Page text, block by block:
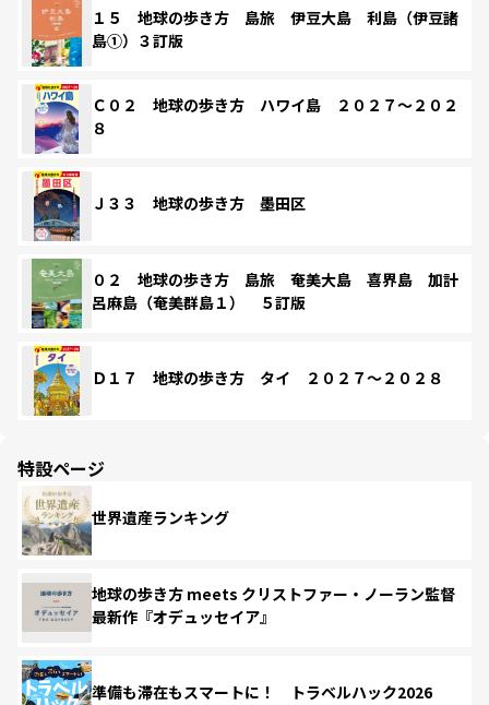
１５ 地球の歩き方 島旅 伊豆大島 利島（伊豆諸
島①）３訂版
Ｃ０２ 地球の歩き方 ハワイ島 ２０２７～２０２
８
Ｊ３３ 地球の歩き方 墨田区
０２ 地球の歩き方 島旅 奄美大島 喜界島 加計
呂麻島（奄美群島１） ５訂版
Ｄ１７ 地球の歩き方 タイ ２０２７～２０２８
特設ページ
世界遺産ランキング
地球の歩き方 meets クリストファー・ノーラン監督
最新作『オデュッセイア』
準備も滞在もスマートに！ トラベルハック2026